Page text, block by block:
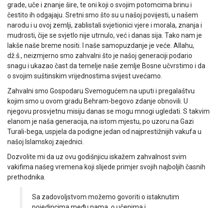
grade, uče i znanje šire, te oni koji o svojim potomcima brinu i
čestito ih odgajaju. Sretni smo što su u našoj povijesti, u našem
narodu i u ovoj zemlji, zablistali svjetionici vjere i morala, znanja i
mudrosti, čije se svjetlo nije utrnulo, već i danas sija. Tako nam je
lakše naše breme nositi. I naše samopuzdanje je veće. Allahu,
dž.š., neizmjerno smo zahvalni što je našoj generaciji podario
snagu i ukazao čast da temelje naše zemlje Bosne učvrstimo i da
o svojim suštinskim vrijednostima svijest uvećamo.
Zahvalni smo Gospodaru Svemogućem na uputi i pregalaštvu
kojim smo u ovom gradu Behram-begovo zdanje obnovili. U
njegovu prosvjetnu misiju danas se mogu mnogi ugledati. S takvim
elanom je naša generacija, na istom mjestu, po uzoru na Gazi
Turali-bega, uspjela da podigne jedan od najprestižnijih vakufa u
našoj Islamskoj zajednici.
Dozvolite mi da uz ovu godišnjicu iskažem zahvalnost svim
vakifima našeg vremena koji slijede primjer svojih najboljih časnih
prethodnika.
Sa zadovoljstvom možemo govoriti o istaknutim